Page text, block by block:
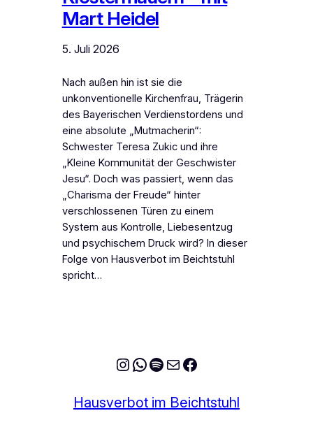
Mart Heidel
5. Juli 2026
Nach außen hin ist sie die
unkonventionelle Kirchenfrau, Trägerin
des Bayerischen Verdienstordens und
eine absolute „Mutmacherin“:
Schwester Teresa Zukic und ihre
„Kleine Kommunität der Geschwister
Jesu“. Doch was passiert, wenn das
„Charisma der Freude“ hinter
verschlossenen Türen zu einem
System aus Kontrolle, Liebesentzug
und psychischem Druck wird? In dieser
Folge von Hausverbot im Beichtstuhl
spricht…
Instagram
WhatsApp
Spotify
E-MailFacebook
Hausverbot im Beichtstuhl